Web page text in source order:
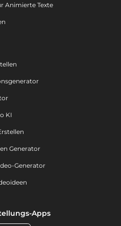
Animierte Texte
KI
Generator
Generator
Apps